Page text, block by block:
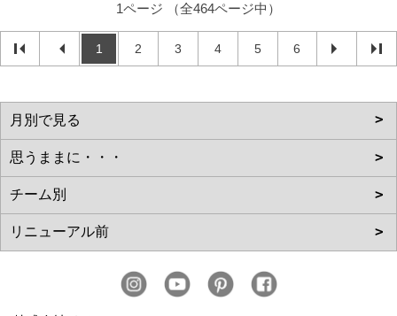
1ページ （全464ページ中）
1 2 3 4 5 6